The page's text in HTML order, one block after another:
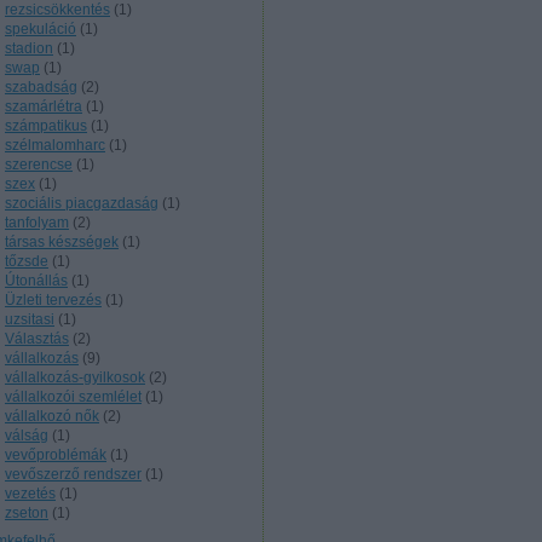
rezsicsökkentés (1)
spekuláció (1)
stadion (1)
swap (1)
szabadság (2)
szamárlétra (1)
számpatikus (1)
szélmalomharc (1)
szerencse (1)
szex (1)
szociális piacgazdaság (1)
tanfolyam (2)
társas készségek (1)
tőzsde (1)
Útonállás (1)
Üzleti tervezés (1)
uzsitasi (1)
Választás (2)
vállalkozás (9)
vállalkozás-gyilkosok (2)
vállalkozói szemlélet (1)
vállalkozó nők (2)
válság (1)
vevőproblémák (1)
vevőszerző rendszer (1)
vezetés (1)
zseton (1)